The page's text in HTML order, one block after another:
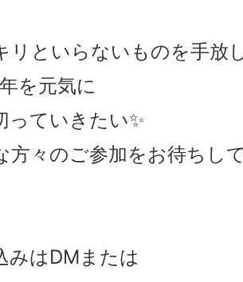
リといらないものを手放
を元気に
っていきたい✨
方々のご参加をお待ちして
みはDMまたは